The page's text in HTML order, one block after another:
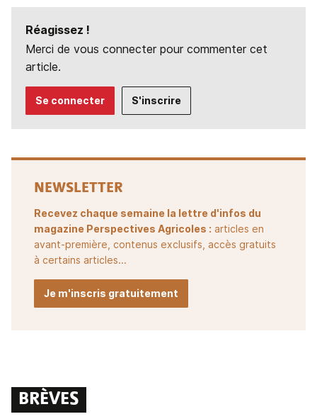
Réagissez !
Merci de vous connecter pour commenter cet
article.
Se connecter S'inscrire
NEWSLETTER
Recevez chaque semaine la lettre d'infos du
magazine Perspectives Agricoles : articles en
avant-première, contenus exclusifs, accès gratuits
à certains articles...
Je m'inscris gratuitement
BRÈVES